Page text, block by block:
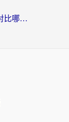
斧牛VPN好用吗？和六毫秒VPN对比哪个回国效果更好？海外党亲测实用指南